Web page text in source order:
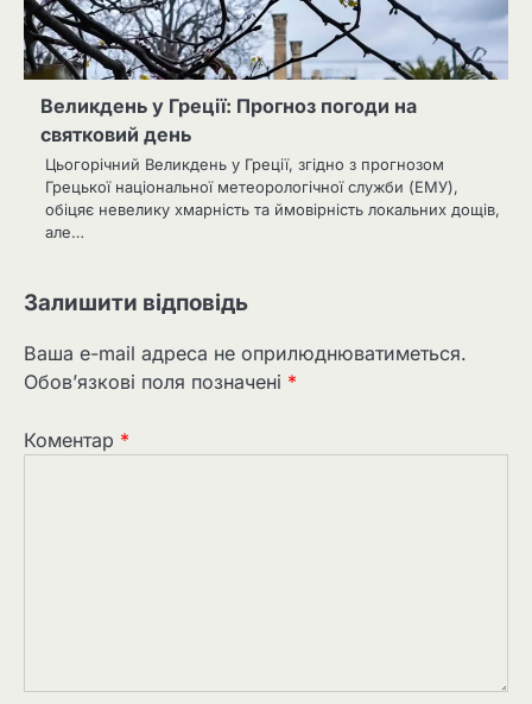
Великдень у Греції: Прогноз погоди на
святковий день
Цьогорічний Великдень у Греції, згідно з прогнозом
Грецької національної метеорологічної служби (ЕМУ),
обіцяє невелику хмарність та ймовірність локальних дощів,
але…
Залишити відповідь
Ваша e-mail адреса не оприлюднюватиметься.
Обов’язкові поля позначені *
Коментар *